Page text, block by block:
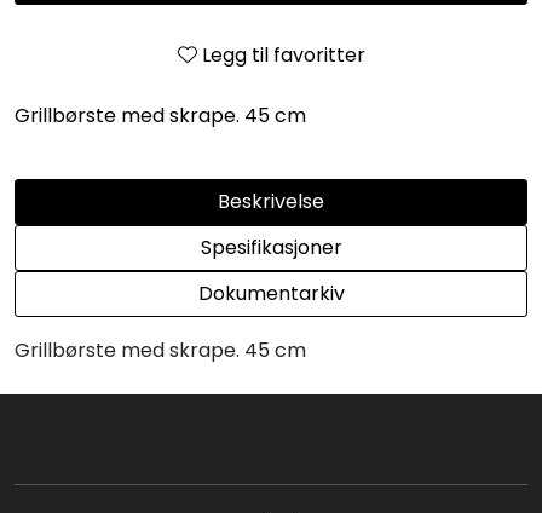
Legg til favoritter
Grillbørste med skrape. 45 cm
Beskrivelse
Spesifikasjoner
Dokumentarkiv
Grillbørste med skrape. 45 cm